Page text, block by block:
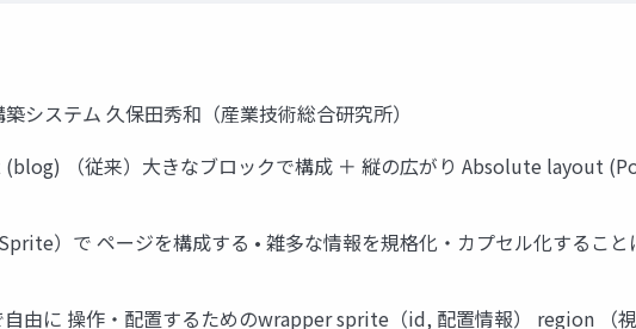
システム 久保田秀和（産業技術総合研究所）
（従来）大きなブロックで構成 ＋ 縦の広がり Absolute layout
）で ページを構成する • 雑多な情報を規格化・カプセル化するこ
由に 操作・配置するためのwrapper sprite（id, 配置情報） region （